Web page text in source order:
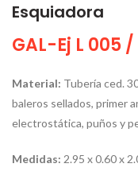
Esquiadora
GAL-Ej L 005
Material: Tubería ced.
baleros sellados, primer
electrostática, puños y
Medidas: 2.95 x 0.60 x